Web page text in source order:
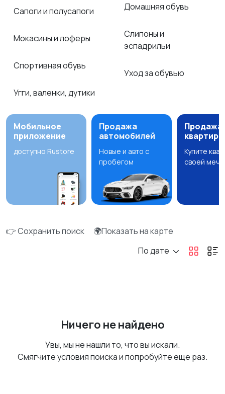
Сапоги и полусапоги
Мокасины и лоферы
Спортивная обувь
Угги, валенки, дутики
Домашняя обувь
Слипоны и
эспадрильи
Уход за обувью
Мобильное
приложение
доступно Rustore
Продажа
автомобилей
Новые и авто с
пробегом
Продажа
квартир
Купите
своей
👉 Сохранить поиск
🌍Показать на карте
По дате
Ничего не найдено
Увы, мы не нашли то, что вы искали.
Смягчите условия поиска и попробуйте еще раз.